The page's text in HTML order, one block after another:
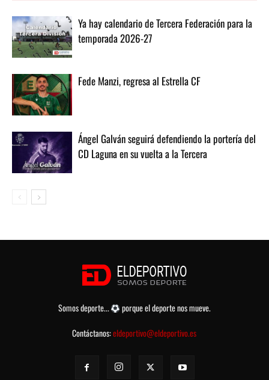
Ya hay calendario de Tercera Federación para la
temporada 2026-27
Fede Manzi, regresa al Estrella CF
Ángel Galván seguirá defendiendo la portería del
CD Laguna en su vuelta a la Tercera
Somos deporte...
porque el deporte nos mueve.
Contáctanos:eldeportivo@eldeportivo.es